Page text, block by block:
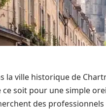
la ville historique de
ce soit pour une simple
des